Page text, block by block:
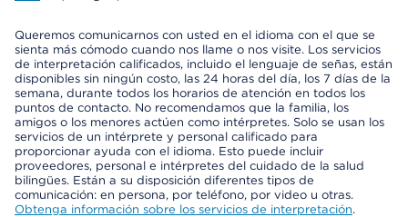
Queremos comunicarnos con usted en el idioma con el que se
sienta más cómodo cuando nos llame o nos visite. Los servicios
de interpretación calificados, incluido el lenguaje de señas, están
disponibles sin ningún costo, las 24 horas del día, los 7 días de la
semana, durante todos los horarios de atención en todos los
puntos de contacto. No recomendamos que la familia, los
amigos o los menores actúen como intérpretes. Solo se usan los
servicios de un intérprete y personal calificado para
proporcionar ayuda con el idioma. Esto puede incluir
proveedores, personal e intérpretes del cuidado de la salud
bilingües. Están a su disposición diferentes tipos de
comunicación: en persona, por teléfono, por video u otras.
Obtenga información sobre los servicios de interpretación.